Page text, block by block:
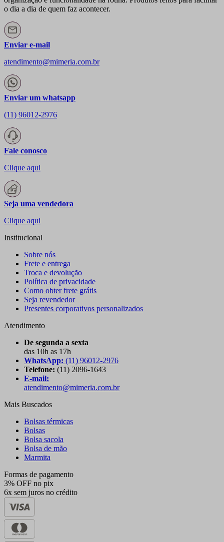
o dia a dia de quem faz acontecer.
Enviar e-mail
atendimento@mimeria.com.br
Enviar um whatsapp
(11) 96012-2976
Fale conosco
Clique aqui
Seja uma vendedora
Clique aqui
Institucional
Sobre nós
Frete e entrega
Troca e devolução
Política de privacidade
Como obter frete grátis
Seja revendedor
Presentes corporativos personalizados
Atendimento
De segunda a sexta
das 10h as 17h
WhatsApp: (11) 96012-2976
Telefone: (11) 2096-1643
E-mail:
atendimento@mimeria.com.br
Mais Buscados
Bolsas térmicas
Bolsas
Bolsa sacola
Bolsa de mão
Marmita
Formas de pagamento
3% OFF no pix
6x sem juros no crédito